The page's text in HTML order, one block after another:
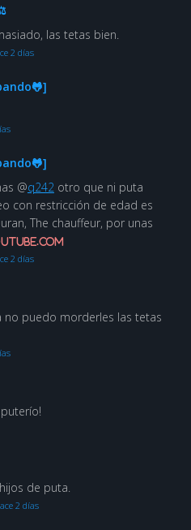
las tetas bien.
2 días
@q242 otro que ni puta
con restricción de edad es
The chauffeur, por unas
2 días
no puedo morderles las tetas
de puta.
2 días